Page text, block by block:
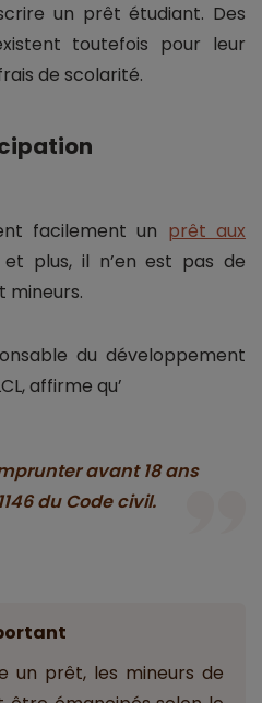
un prêt étudiant. Des
toutefois pour leur
de scolarité.
facilement un prêt aux
plus, il n’en est pas de
mineurs.
du développement
affirme qu’
avant 18 ans
du Code civil.
un prêt, les mineurs de